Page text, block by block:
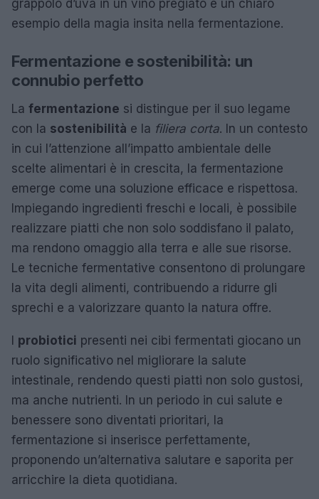
grappolo d’uva in un vino pregiato è un chiaro
esempio della magia insita nella fermentazione.
Fermentazione e sostenibilità: un
connubio perfetto
La fermentazione si distingue per il suo legame
con la sostenibilità e la filiera corta. In un contesto
in cui l’attenzione all’impatto ambientale delle
scelte alimentari è in crescita, la fermentazione
emerge come una soluzione efficace e rispettosa.
Impiegando ingredienti freschi e locali, è possibile
realizzare piatti che non solo soddisfano il palato,
ma rendono omaggio alla terra e alle sue risorse.
Le tecniche fermentative consentono di prolungare
la vita degli alimenti, contribuendo a ridurre gli
sprechi e a valorizzare quanto la natura offre.
probiotici presenti nei cibi fermentati giocano un
ruolo significativo nel migliorare la salute
intestinale, rendendo questi piatti non solo gustosi,
ma anche nutrienti. In un periodo in cui salute e
benessere sono diventati prioritari, la
fermentazione si inserisce perfettamente,
proponendo un’alternativa salutare e saporita per
arricchire la dieta quotidiana.